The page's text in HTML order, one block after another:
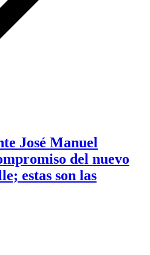
José Manuel
del nuevo
estas son las